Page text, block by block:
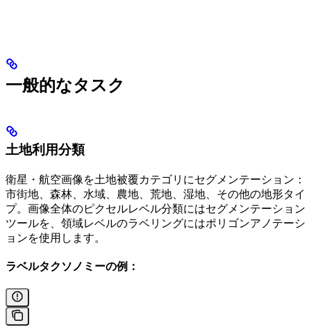
一般的なタスク
土地利用分類
衛星・航空画像を土地被覆カテゴリにセグメンテーション：
市街地、森林、水域、農地、荒地、湿地、その他の地形タイ
プ。画像全体のピクセルレベル分類にはセグメンテーション
ツールを、領域レベルのラベリングにはポリゴンアノテーシ
ョンを使用します。
ラベルタクソノミーの例：